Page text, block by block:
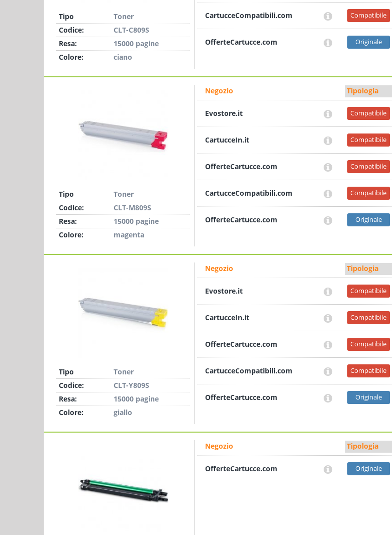
Tipo
Toner
Codice:
CLT-C809S
Resa:
15000 pagine
Colore:
ciano
CartucceCompatibili.com Compatibile
OfferteCartucce.com Originale
Tipo
Toner
Codice:
CLT-M809S
Resa:
15000 pagine
Colore:
magenta
Negozio
Evostore.it Compatibile
CartucceIn.it Compatibile
OfferteCartucce.com Compatibile
CartucceCompatibili.com Compatibile
OfferteCartucce.com Originale
Tipo
Toner
Codice:
CLT-Y809S
Resa:
15000 pagine
Colore:
giallo
Negozio
Evostore.it Compatibile
CartucceIn.it Compatibile
OfferteCartucce.com Compatibile
CartucceCompatibili.com Compatibile
OfferteCartucce.com Originale
Negozio
OfferteCartucce.com Originale